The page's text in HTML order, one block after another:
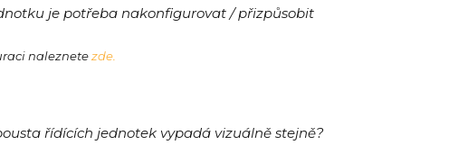
je potřeba nakonfigurovat / přizpůsobit
naleznetezde.
řídících jednotek vypadá vizuálně stejně?